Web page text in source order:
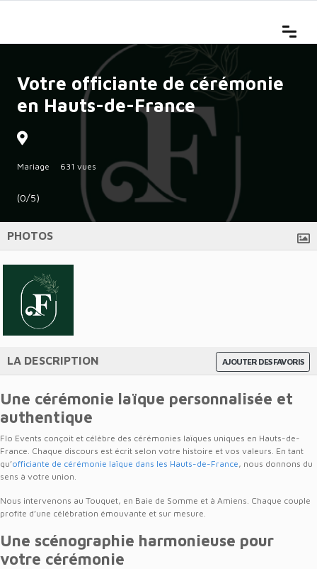
Votre officiante de cérémonie
en Hauts-de-France
Mariage 631 vues
(0/5)
PHOTOS
AJOUTER DES FAVORIS
LA DESCRIPTION
Une cérémonie laïque personnalisée et
authentique
Flo Events conçoit et célèbre des cérémonies laïques uniques en Hauts-de-
France. Chaque discours est écrit selon votre histoire et vos valeurs. En tant
qu’officiante de cérémonie laïque dans les Hauts-de-France, nous donnons du
sens à votre union.
Nous intervenons au Touquet, en Baie de Somme et à Amiens. Chaque couple
profite d’une célébration émouvante et sur mesure.
Une scénographie harmonieuse pour
votre cérémonie